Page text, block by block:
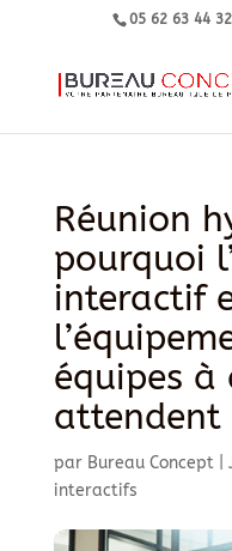
05 62 63 44 32
Réunion
pourquoi
interactif
équipes à
attendent
par Bureau Concept|
interactifs